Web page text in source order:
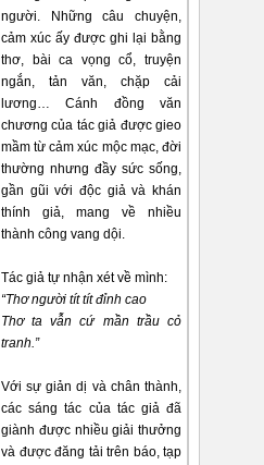
người. Những câu chuyện,
cảm xúc ấy được ghi lại bằng
thơ, bài ca vọng cổ, truyện
ngắn, tản văn, chặp cải
lương… Cánh đồng văn
chương của tác giả được gieo
mầm từ cảm xúc mộc mạc, đời
thường nhưng đầy sức sống,
gần gũi với độc giả và khán
thính giả, mang về nhiều
thành công vang dội.
Tác giả tự nhận xét về mình:
“Thơ người tít tít đỉnh cao
Thơ ta vẫn cứ mần trầu cỏ
tranh.”
Với sự giản dị và chân thành,
các sáng tác của tác giả đã
giành được nhiều giải thưởng
và được đăng tải trên báo, tạp